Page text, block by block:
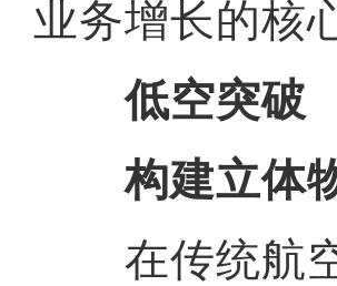
业务增长的核
低空突破
构建立体
在传统航空